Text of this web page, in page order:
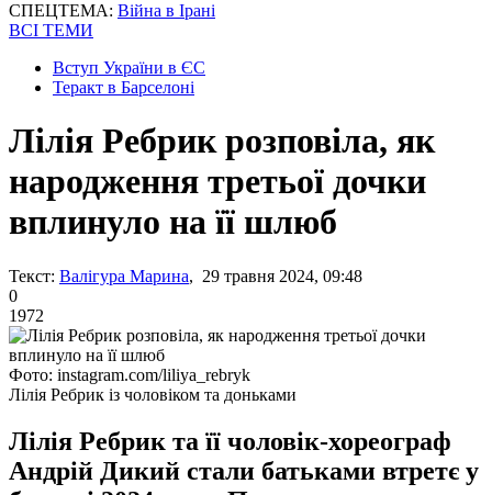
СПЕЦТЕМА: Війна в Ірані
ВСІ ТЕМИ
Вступ України в ЄС
Теракт в Барселоні
Лілія Ребрик розповіла, як
народження третьої дочки
вплинуло на її шлюб
Текст: Валігура Марина, 29 травня 2024, 09:48
0
1972
Фото: instagram.com/liliya_rebryk
Лілія Ребрик із чоловіком та доньками
Лілія Ребрик та її чоловік-хореограф
Андрій Дикий стали батьками втретє у